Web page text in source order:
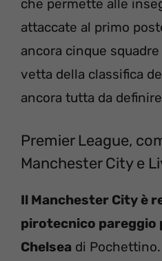
che permette alle
attaccate al primo
ancora cinque
vetta della classifica
ancora tutta da
Premier League,
Manchester City e
Il Manchester City è
pirotecnico pareggio
Chelsea di